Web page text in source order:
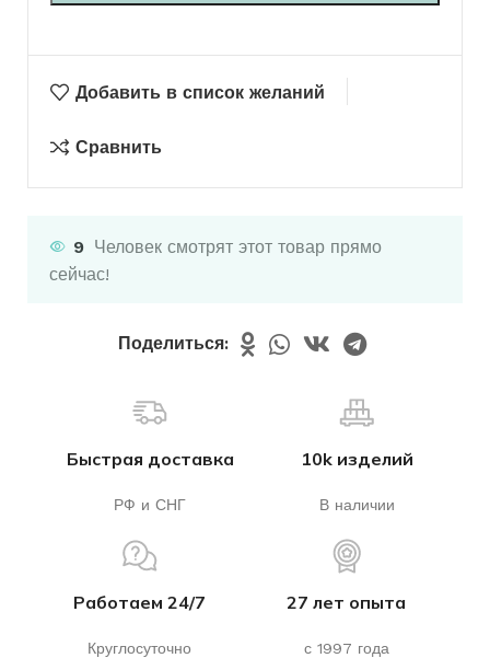
Добавить в список желаний
Сравнить
9 Человек смотрят этот товар прямо
сейчас!
Поделиться:
Быстрая доставка
РФ и СНГ
10k изделий
В наличии
Работаем 24/7
Круглосуточно
27 лет опыта
с 1997 года